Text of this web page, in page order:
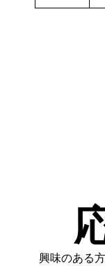
興味のある